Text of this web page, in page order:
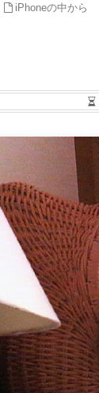
iPhoneの中から